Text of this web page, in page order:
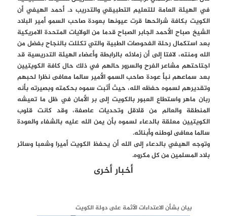
في الهيئة العامة للتعليم التطبيقي والتدريب د. أحمد الهيفي أن
الكويت بكافة شرائحها قرت عيونها بعودة صاحب السمو أمير البلاد
الشيخ صباح الأحمد الجابر الصباح قدما من الولايات المتحدة الامريكية
بعد استكمال رحلة الفحوصات الطبية والتي تكللت بالنجاح بفضل من
الله ومنته، لافتا إلى أن زملائه بالرابطة وأعضاء الهيئة التدريسية قد
اجتاحتهم مشاعر الفرح والسرور حالهم في ذلك حال كافة الكويتيين
بعد سماعهم نبأ عودة صاحب السمو الأمير سالما معافى نظرا لحبهم
وتقديرهم لسموه حفظه الله، حيث أثبت سموه بحكمته وبصيرته بأنه
ربان ماهر واستطاع العبور بالكويت إلى بر الأمان في ظل ما تعيشه
المنطقة والعالم من قلاقل وتحديات عاصفة، وقد كانت قلوب
الكويتيين معلقة بالدعاء لسموه بأن يمن الله عليه بالشفاء والعودة
سالما معافى لوطنه وأبنائه.
وتوجه الهيفي بالدعاء إلى الله أن يحفظ الكويت أميرا وشعبا وسائر
بلاد المسلمين من كل مكروه.
أخبار أخرى
بيان بشأن الاعتداءات الآثمة على دولة الكويت